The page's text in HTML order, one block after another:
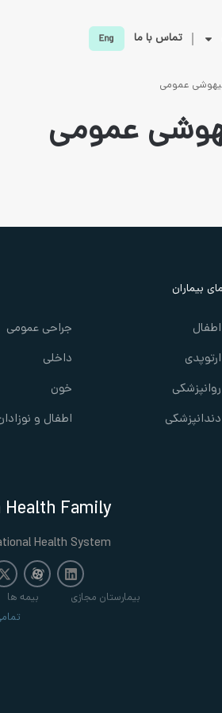
تماس با ما
بیهوشی عمومی
عمومی
بیماران
اطفال
ارتوپدی
روانپزشکی
دندانپزشکی
جراحی عمومی
داخلی
خون
اطفال و
Health Family
Health System
بیمارستان مجازی بیمه ها